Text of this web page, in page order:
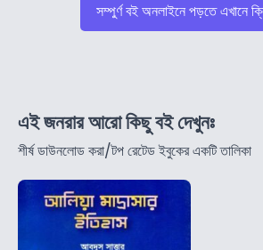
সম্পুর্ণ বই অনলাইনে পড়তে এখানে
এই জনরার আরো কিছু বই দেখুনঃ
শীর্ষ ডাউনলোড করা/টপ রেটেড ইবুকের একটি তালিকা